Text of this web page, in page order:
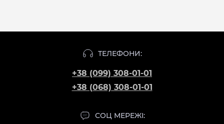
ТЕЛЕФОНИ:
+38 (099) 308-01-01
+38 (068) 308-01-01
СОЦ МЕРЕЖІ: